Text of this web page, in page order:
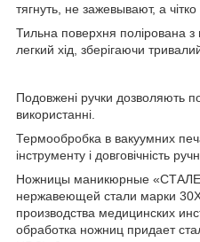
тягнуть, не зажевывают, а чітко
Тильна поверхня полірована з
легкий хід, зберігаючи
Подовжені ручки дозволяють
використанні.
Термообробка в вакуумних
інструменту і довговічність
Ножницы маникюрные
нержавеющей стали марки
производства медицинских
обработка ножниц придает